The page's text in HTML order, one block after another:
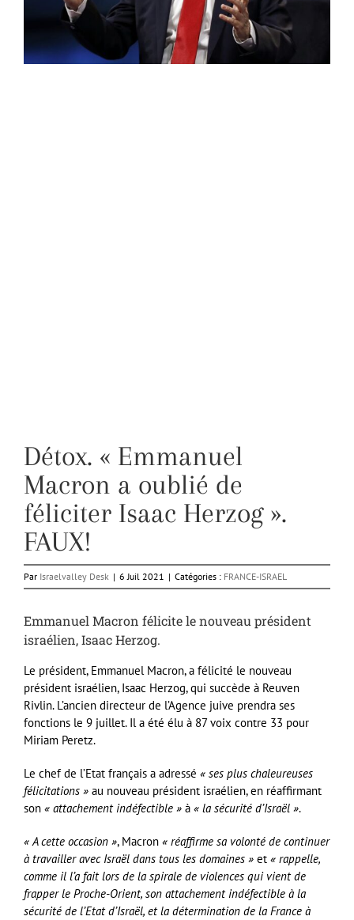
Détox. « Emmanuel
Macron a oublié de
féliciter Isaac Herzog ».
FAUX!
Par Israelvalley Desk | 6 Juil 2021 | Catégories : FRANCE-ISRAEL
Emmanuel Macron félicite le nouveau président
israélien, Isaac Herzog.
Le président, Emmanuel Macron, a félicité le nouveau
président israélien, Isaac Herzog, qui succède à Reuven
Rivlin. L’ancien directeur de l’Agence juive prendra ses
fonctions le 9 juillet. Il a été élu à 87 voix contre 33 pour
Miriam Peretz.
Le chef de l’Etat français a adressé « ses plus chaleureuses
félicitations » au nouveau président israélien, en réaffirmant
son « attachement indéfectible » à « la sécurité d’Israël ».
« A cette occasion », Macron « réaffirme sa volonté de continuer
à travailler avec Israël dans tous les domaines » et « rappelle,
comme il l’a fait lors de la spirale de violences qui vient de
frapper le Proche-Orient, son attachement indéfectible à la
sécurité de l’Etat d’Israël, et la détermination de la France à